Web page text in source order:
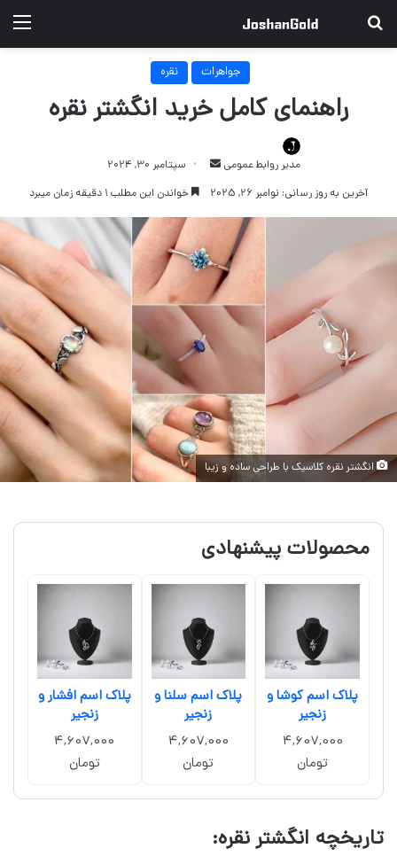
جستجو برای
جواهرات نقره
راهنمای کامل خرید انگشتر نقره
مدیر روابط عمومی
ارسال
ایمیل
سپتامبر 30, 2024
آخرین به روز رسانی: نوامبر 26, 2025
خواندن این مطلب 1 دقیقه زمان میبرد
انگشتر نقره کلاسیک با طراحی ساده و زیبا
محصولات پیشنهادی
پلاک اسم کوشا و
زنجیر
4,607,000
تومان
پلاک اسم سلنا و
زنجیر
4,607,000
تومان
پلاک اسم افشار و
زنجیر
4,607,000
تومان
تاریخچه انگشتر نقره: